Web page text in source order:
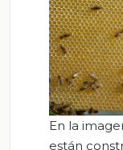
En la
están